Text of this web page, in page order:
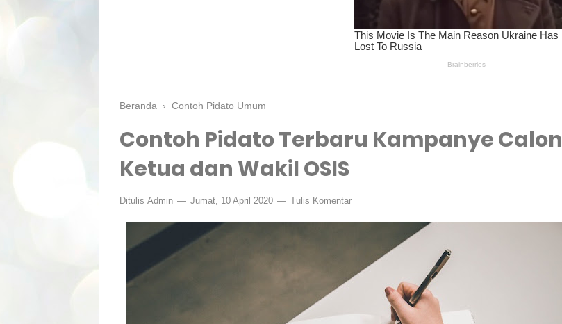
Beranda › Contoh Pidato Umum
Contoh Pidato Terbaru Kampanye Calon
Ketua dan Wakil OSIS
Ditulis Admin Jumat, 10 April 2020 Tulis Komentar